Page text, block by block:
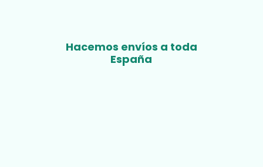
Hacemos envíos a toda
España